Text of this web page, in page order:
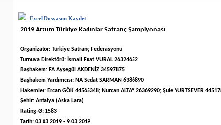
Excel Dosyasını Kaydet
2019 Arzum Türkiye Kadınlar Satranç Şampiyonası
Organizatör: Türkiye Satranç Federasyonu
Turnuva Direktörü: İsmail Fuat VURAL 26324652
Başhakem: FA Ayşegül AKDENİZ 34597875
Başhakem Yardımcısı: NA Sedat SARMAN 6386890
Hakemler: Ercan GÖK 44565348; Nurcan ALTAY 26369290; Şule YURTSEVER
Şehir: Antalya (Aska Lara)
Rating-Ø: 1583
Tarih: 03.03.2019 - 9.03.2019